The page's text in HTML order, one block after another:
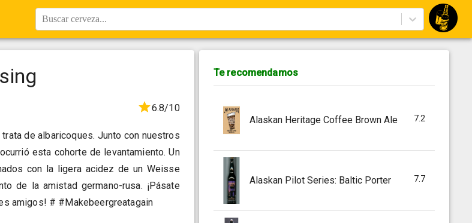
Buscar cerveza...
6.8/10
de albaricoques. Junto con nuestros
esta cohorte de levantamiento. Un
con la ligera acidez de un Weisse
de la amistad germano-rusa. ¡Pásate
amigos! # #Makebeergreatagain
Te recomendamos
Alaskan Heritage Coffee Brown Ale 7.2
Alaskan Pilot Series: Baltic Porter 7.7